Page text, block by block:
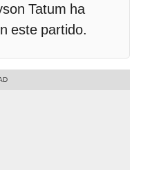
Tatum ha
este partido.